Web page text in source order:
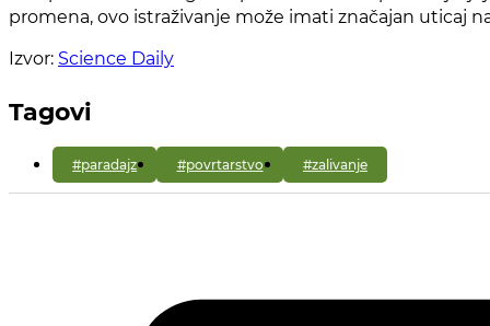
promena, ovo istraživanje može imati značajan uticaj
Izvor: Science Daily
Tagovi
#paradajz #povrtarstvo #zalivanje